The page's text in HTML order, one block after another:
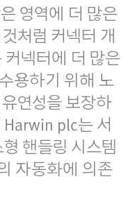
영역에 더 많은
처럼 커넥터 개
넥터에 더 많은
용하기 위해 노
연성을 보장하
plc는 서
핸들링 시스템
자동화에 의존